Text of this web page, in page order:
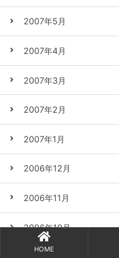
2007年5月
2007年4月
2007年3月
2007年2月
2007年1月
2006年12月
2006年11月
2006年10月
HOME